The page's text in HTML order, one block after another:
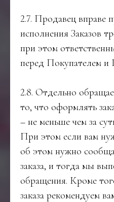
2.7. Продавец вправе
исполнения Заказов
при этом
перед Покупателем и
2.8. Отдельно
то, что оформлять
– не меньше чем за
При этом если вам
об этом нужно
заказа, и тогда мы
обращения. Кроме
заказа рекомендуем